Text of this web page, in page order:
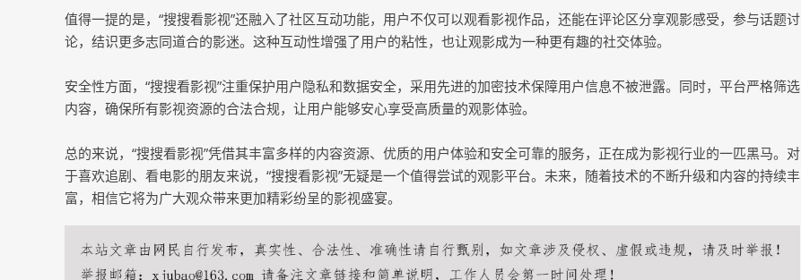
值得一提的是，“搜搜看影视”还融入了社区互动功能，用户不仅可以观看影视作品，还能在评论区分享观影感受，参与话题讨
论，结识更多志同道合的影迷。这种互动性增强了用户的粘性，也让观影成为一种更有趣的社交体验。
安全性方面，“搜搜看影视”注重保护用户隐私和数据安全，采用先进的加密技术保障用户信息不被泄露。同时，平台严格筛选
内容，确保所有影视资源的合法合规，让用户能够安心享受高质量的观影体验。
总的来说，“搜搜看影视”凭借其丰富多样的内容资源、优质的用户体验和安全可靠的服务，正在成为影视行业的一匹黑马。对
于喜欢追剧、看电影的朋友来说，“搜搜看影视”无疑是一个值得尝试的观影平台。未来，随着技术的不断升级和内容的持续丰
富，相信它将为广大观众带来更加精彩纷呈的影视盛宴。